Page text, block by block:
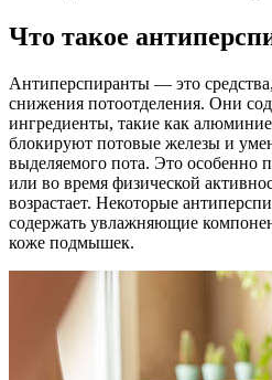
Что такое
Антиперспиранты — это
снижения потоотделения. Они
ингредиенты, такие как
блокируют потовые железы и
выделяемого пота. Это особенно
или во время физической
возрастает. Некоторые
содержать увлажняющие
коже подмышек.